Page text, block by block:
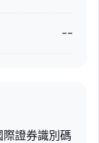
--
際證券識別碼